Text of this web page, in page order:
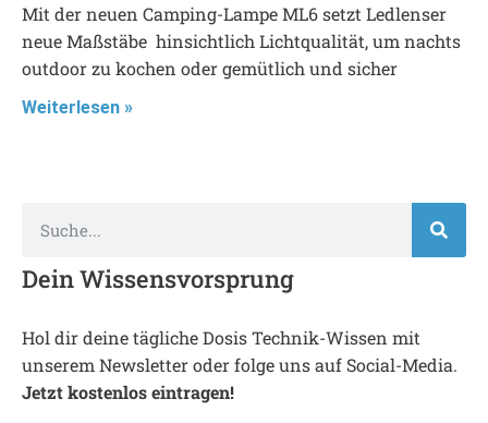
Mit der neuen Camping-Lampe ML6 setzt Ledlenser
neue Maßstäbe hinsichtlich Lichtqualität, um nachts
outdoor zu kochen oder gemütlich und sicher
Weiterlesen »
Dein Wissensvorsprung
Hol dir deine tägliche Dosis Technik-Wissen mit
unserem Newsletter oder folge uns auf Social-Media.
Jetzt kostenlos eintragen!